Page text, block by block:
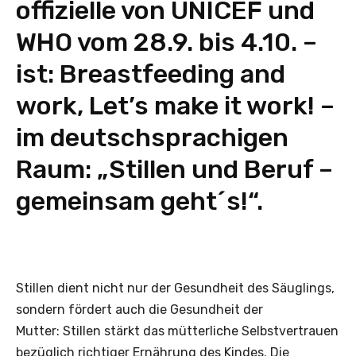
offizielle von UNICEF und
WHO vom 28.9. bis 4.10. –
ist: Breastfeeding and
work, Let’s make it work! –
im deutschsprachigen
Raum: „Stillen und Beruf –
gemeinsam geht´s!“.
Stillen dient nicht nur der Gesundheit des Säuglings,
sondern fördert auch die Gesundheit der
Mutter: Stillen stärkt das mütterliche Selbstvertrauen
bezüglich richtiger Ernährung des Kindes. Die